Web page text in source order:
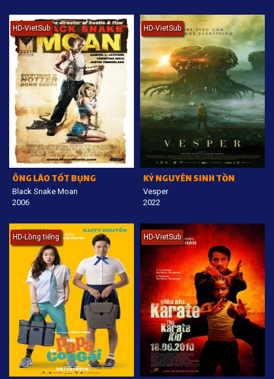
HD-VietSub
ÔNG LÃO TỐT BỤNG
Black Snake Moan
2006
HD-VietSub
KỶ NGUYÊN SINH TỒN
Vesper
2022
HD-Lồng tiếng HD-VietSub